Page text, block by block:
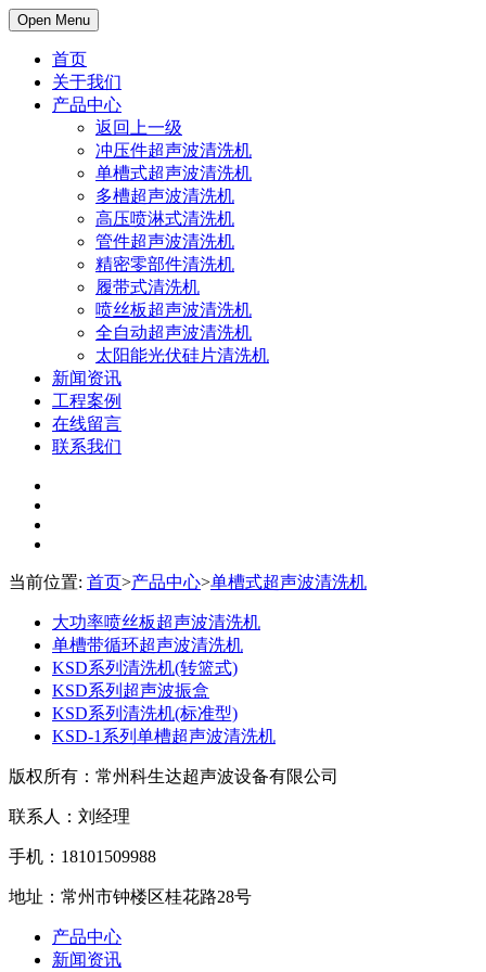
Open Menu
首页
关于我们
产品中心
返回上一级
冲压件超声波清洗机
单槽式超声波清洗机
多槽超声波清洗机
高压喷淋式清洗机
管件超声波清洗机
精密零部件清洗机
履带式清洗机
喷丝板超声波清洗机
全自动超声波清洗机
太阳能光伏硅片清洗机
新闻资讯
工程案例
在线留言
联系我们
当前位置: 首页>产品中心>单槽式超声波清洗机
大功率喷丝板超声波清洗机
单槽带循环超声波清洗机
KSD系列清洗机(转篮式)
KSD系列超声波振盒
KSD系列清洗机(标准型)
KSD-1系列单槽超声波清洗机
版权所有：常州科生达超声波设备有限公司
联系人：刘经理
手机：18101509988
地址：常州市钟楼区桂花路28号
产品中心
新闻资讯